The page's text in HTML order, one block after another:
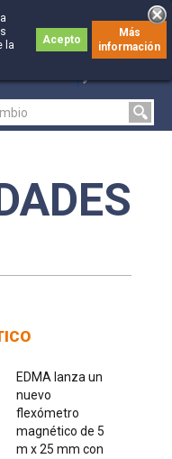
0
0
la
Acepto
Más
información
EDMA lanza un
nuevo
flexómetro
magnético de 5
m x 25 mm con